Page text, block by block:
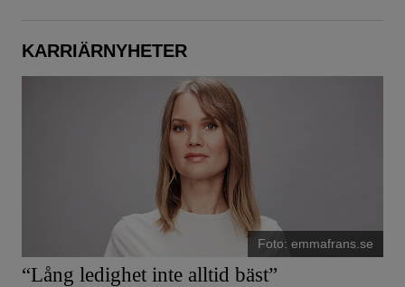
KARRIÄRNYHETER
Foto: emmafrans.se
“Lång ledighet inte alltid bäst”